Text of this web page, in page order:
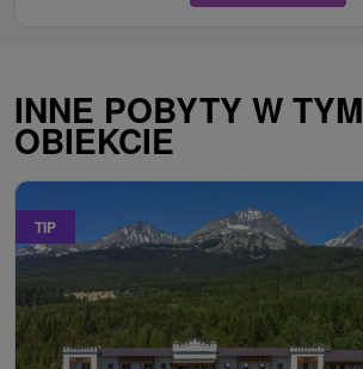
INNE POBYTY W TYM
OBIEKCIE
TIP